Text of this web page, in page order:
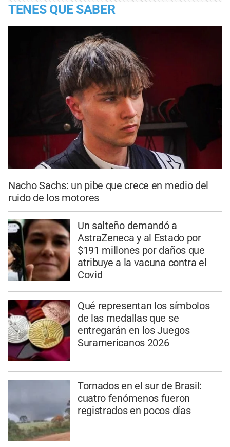
TENES QUE SABER
Nacho Sachs: un pibe que crece en medio del
ruido de los motores
Un salteño demandó a
AstraZeneca y al Estado por
$191 millones por daños que
atribuye a la vacuna contra el
Covid
Qué representan los símbolos
de las medallas que se
entregarán en los Juegos
Suramericanos 2026
Tornados en el sur de Brasil:
cuatro fenómenos fueron
registrados en pocos días